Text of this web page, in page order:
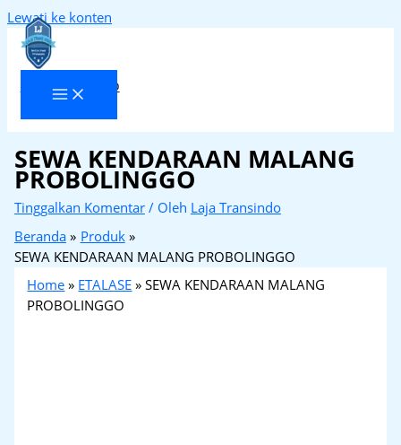
Lewati ke konten
Laja Transindo
SEWA KENDARAAN MALANG
PROBOLINGGO
Tinggalkan Komentar / Oleh Laja Transindo
Beranda
Produk
SEWA KENDARAAN MALANG PROBOLINGGO
Home » ETALASE »SEWA KENDARAAN MALANG
PROBOLINGGO